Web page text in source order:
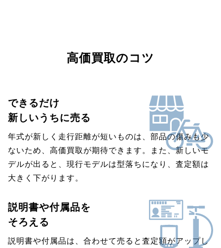
高価買取のコツ
できるだけ
新しいうちに売る
年式が新しく走行距離が短いものは、部品の傷みも少
ないため、高価買取が期待できます。また、新しいモ
デルが出ると、現行モデルは型落ちになり、査定額は
大きく下がります。
説明書や付属品を
そろえる
説明書や付属品は、合わせて売ると査定額がアップし